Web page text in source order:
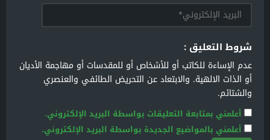
شروط التعليق :
عدم الإساءة للكاتب أو للأشخاص أو للمقدسات أو مهاجمة الأديان
أو الذات الالهية. والابتعاد عن التحريض الطائفي والعنصري
والشتائم.
أعلمني بمتابعة التعليقات بواسطة البريد الإلكتروني.
أعلمني بالمواضيع الجديدة بواسطة البريد الإلكتروني.